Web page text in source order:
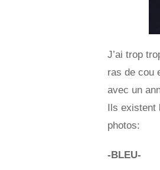
J’ai trop
ras de cou
avec un
Ils existent
photos:
-BLEU-